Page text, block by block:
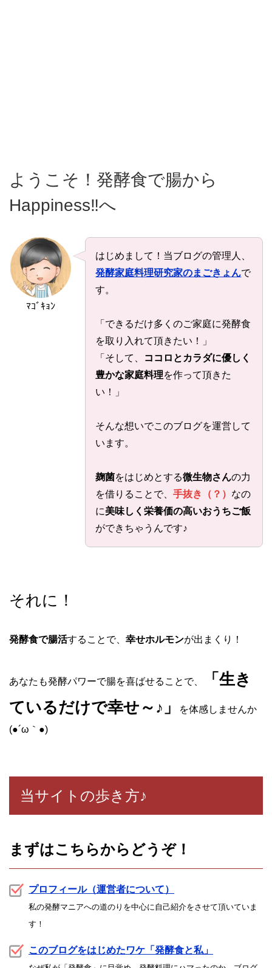
ようこそ！発酵食で腸から
Happiness‼へ
ﾏｺﾞｷｮﾝ
はじめまして！当ブログの管理人、
発酵家庭料理研究家のまごきょんで
す。
「できるだけ多くのご家庭に発酵食
を取り入れて頂きたい！」
「そして、 ココロとカラダに優しく
豊かな家庭料理を作って頂きた
い！」
そんな想いでこのブログを運営して
います。
麹菌をはじめとする微生物さんの力
を借りることで、手抜き（？） なの
に美味しく栄養価の高いおうちご飯
ができちゃうんです♪
それに！
発酵食で腸活することで、 幸せホルモンが出まくり！
あなたも発酵パワーで腸を喜ばせることで、
「生き
ているだけで幸せ～♪」
を体感しませんか
(●´ω｀●)
当サイトの歩き方♪
まずはこちらからどうぞ！
プロフィール（運営者について）
私の発酵マニアへの道のりを中心に自己紹介をさせて頂いていま
す！
このブログをはじめたワケ「発酵食と私」